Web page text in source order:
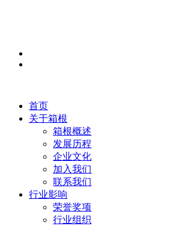
首页
关于箱根
箱根概述
发展历程
企业文化
加入我们
联系我们
行业影响
荣誉奖项
行业组织